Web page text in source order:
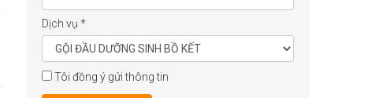
Dịch vụ *
Tôi đồng ý gửi thông tin